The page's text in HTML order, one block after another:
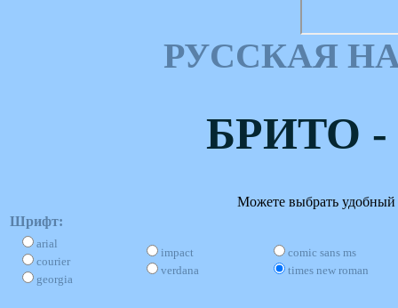
РУССКАЯ
БРИТО
Можете выбрать удобный
Шрифт:
arial
courier
georgia
impact
verdana
comic sans ms
times new roman